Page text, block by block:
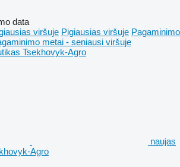
data
viršuje Pigiausias viršuje Pagaminimo
metai - seniausi viršuje
naujas
Agro